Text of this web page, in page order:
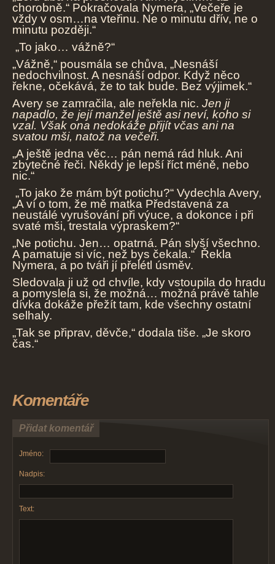
chorobně.“ Pokračovala Nymera, „Večeře je
vždy v osm…na vteřinu. Ne o minutu dřív, ne o
minutu později.“
„To jako… vážně?“
„Vážně,“ pousmála se chůva, „Nesnáší
nedochvilnost. A nesnáší odpor. Když něco
řekne, očekává, že to tak bude. Bez výjimek.“
Avery se zamračila, ale neřekla nic. Jen ji
napadlo, že její manžel ještě asi neví, koho si
vzal. Však ona nedokáže přijít včas ani na
svatou mši, natož na večeři.
„A ještě jedna věc… pán nemá rád hluk. Ani
zbytečné řeči. Někdy je lepší říct méně, nebo
nic.“
„To jako že mám být potichu?“ Vydechla Avery,
„A ví o tom, že mě matka Představená za
neustálé vyrušování při výuce, a dokonce i při
svaté mši, trestala výpraskem?“
„Ne potichu. Jen… opatrná. Pán slyší všechno.
A pamatuje si víc, než bys čekala.“ Řekla
Nymera, a po tváři jí přelétl úsměv.
Sledovala ji už od chvíle, kdy vstoupila do hradu
a pomyslela si, že možná… možná právě tahle
dívka dokáže přežít tam, kde všechny ostatní
selhaly.
„Tak se připrav, děvče,“ dodala tiše. „Je skoro
čas.“
Komentáře
Přidat komentář
Jméno:
Nadpis:
Text: